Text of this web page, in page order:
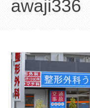
awaji336